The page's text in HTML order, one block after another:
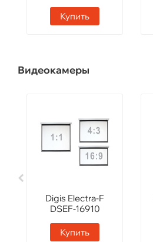
Купить
Видеокамеры
Digis Electra-F
DSEF-16910
Купить